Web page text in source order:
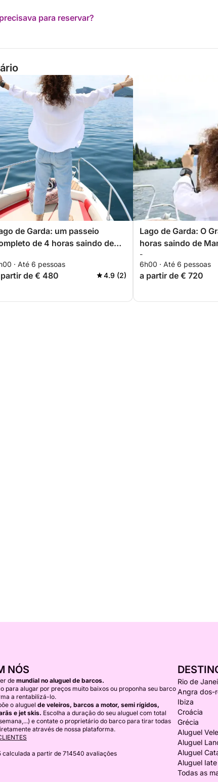
para reservar?
de Garda: um passeio
de 4 horas saindo de
· Até 6 pessoas
de € 480 4.9 (2)
Lago de Garda: O
horas saindo de
experiência
-
6h00 · Até 6 pessoas
a partir de € 720
NÓS
demundial no aluguel de barcos.
para alugar por preços muito baixos ou proponha seu barco
a rentabilizá-lo.
o aluguel de veleiros, barcos a motor, semi rígidos,
e jet skis. Escolha a duração do seu aluguel com total
e contate o proprietário do barco para tirar todas
através de nossa plataforma.
calculada a partir de 714540 avaliações
Rio de
Angra dos-
Ibiza
Croácia
Grécia
Aluguel
Aluguel
Aluguel
Aluguel Iate
Todas as